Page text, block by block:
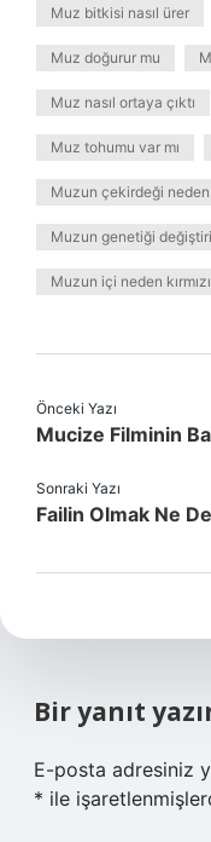
Muz bitkisi nasıl ürer
Muz doğurur mu
Muz nasıl ortaya çıktı
Muz tohumu var mı
Muzun çekirdeği
Muzun genetiği
Muzun içi neden
Önceki Yazı
Mucize Filminin
Sonraki Yazı
Failin Olmak Ne
Bir yanıt
E-posta adresiniz
* ile